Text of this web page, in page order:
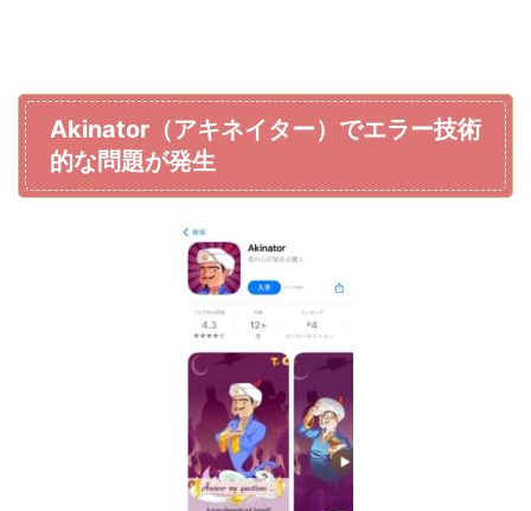
Akinator（アキネイター）でエラー技術
的な問題が発生